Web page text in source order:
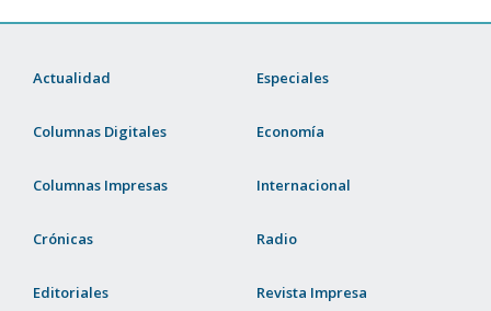
Actualidad
Columnas Digitales
Columnas Impresas
Crónicas
Editoriales
Especiales
Economía
Internacional
Radio
Revista Impresa